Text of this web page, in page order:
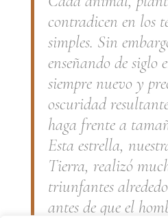
contradicen en los
simples. Sin
enseñando de siglo
siempre nuevo y
oscuridad
haga frente a
Esta estrella,
Tierra, realizó
triunfantes
antes de que el